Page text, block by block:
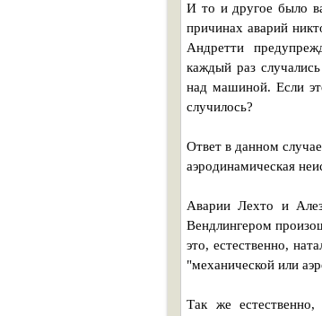
И то и другое было
причинах аварий
Андретти
каждый раз
над машиной. Если
случилось?
Ответ в данном
аэродинамическая
Аварии Лехто и
Вендлингером
это, естественно,
"механической или
Так же